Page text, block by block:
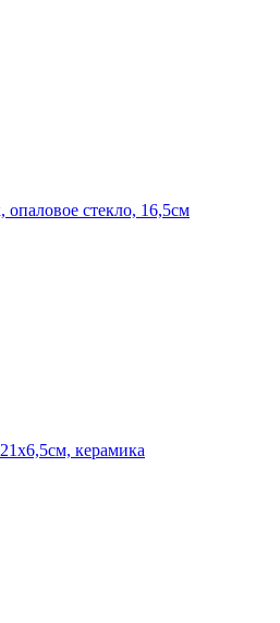
стекло, 16,5см
керамика